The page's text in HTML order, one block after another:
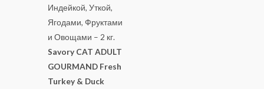
Savory CAT ADULT
GOURMAND Fresh
Turkey & Duck